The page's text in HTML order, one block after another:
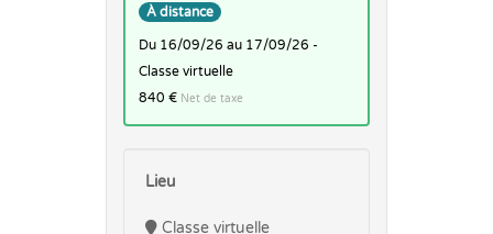
À distance
du 16/09/26 au 17/09/26 -
Classe virtuelle
840 € Net de taxe
Lieu
Classe virtuelle